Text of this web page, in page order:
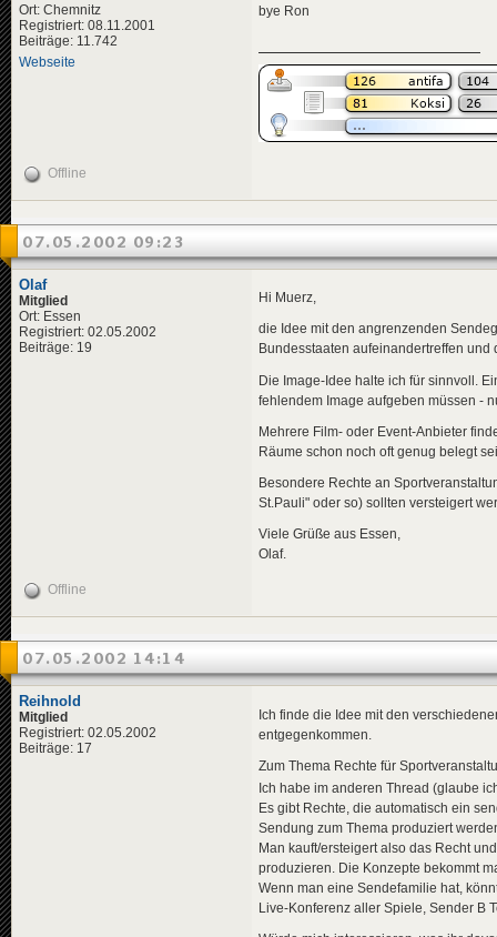
Ort: Chemnitz
Registriert: 08.11.2001
Beiträge: 11.742
Webseite
bye Ron
Offline
07.05.2002 09:23
Olaf
Mitglied
Ort: Essen
Registriert: 02.05.2002
Beiträge: 19
Hi Muerz,
die Idee mit den angrenzenden
Bundesstaaten aufeinandertreffen
Die Image-Idee halte ich für sinnvoll.
fehlendem Image aufgeben müssen -
Mehrere Film- oder Event-Anbieter
Räume schon noch oft genug belegt
Besondere Rechte an
St.Pauli" oder so) sollten versteigert
Viele Grüße aus Essen,
Olaf.
Offline
07.05.2002 14:14
Reihnold
Mitglied
Registriert: 02.05.2002
Beiträge: 17
Ich finde die Idee mit den
entgegenkommen.
Zum Thema Rechte für
Ich habe im anderen Thread (glaube
Es gibt Rechte, die automatisch ein
Sendung zum Thema produziert
Man kauft/ersteigert also das Recht
produzieren. Die Konzepte bekommt
Wenn man eine Sendefamilie hat,
Live-Konferenz aller Spiele, Sender B